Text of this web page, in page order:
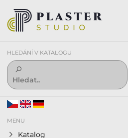
HLEDÁNÍ V KATALOGU
MENU
Katalog